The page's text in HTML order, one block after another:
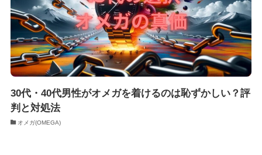
30代・40代男性がオメガを着けるのは恥ずかしい？評
判と対処法
オメガ(OMEGA)